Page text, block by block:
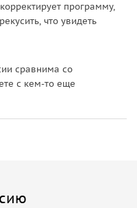
программу,
что увидеть
сравнима со
с кем-то еще